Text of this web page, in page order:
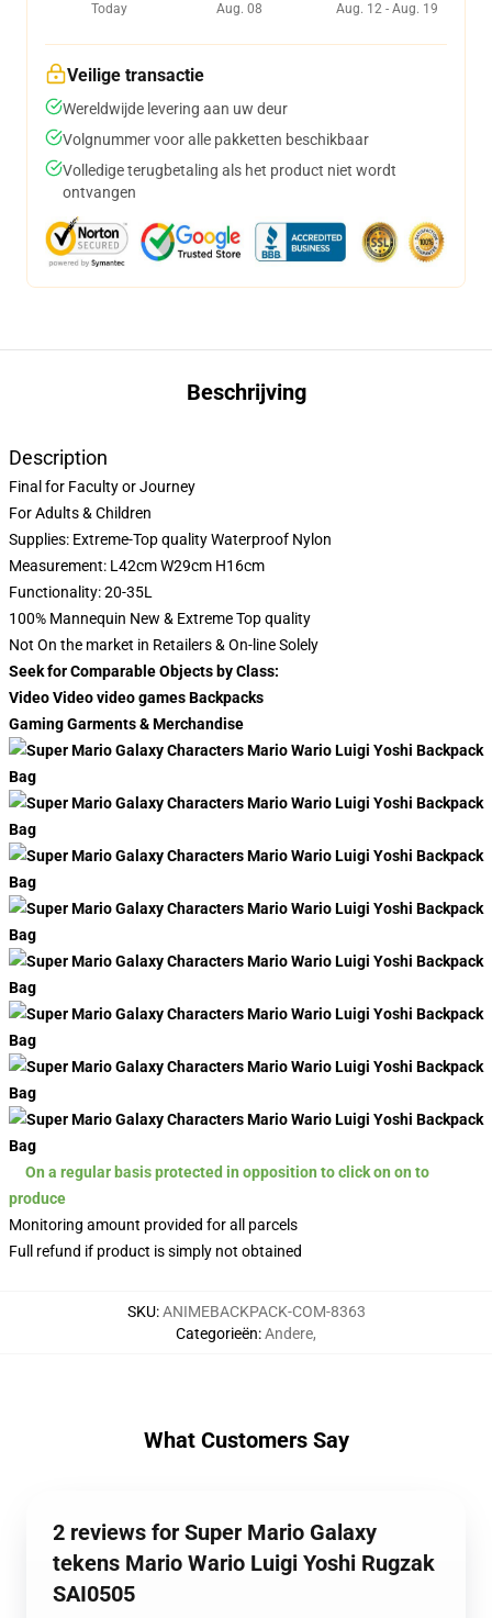
Today
Aug. 08
Aug. 12 - Aug. 19
Veilige transactie
Wereldwijde levering aan uw deur
Volgnummer voor alle pakketten beschikbaar
Volledige terugbetaling als het product niet wordt
ontvangen
Beschrijving
Description
Final for Faculty or Journey
For Adults & Children
Supplies: Extreme-Top quality Waterproof Nylon
Measurement: L42cm W29cm H16cm
Functionality: 20-35L
100% Mannequin New & Extreme Top quality
Not On the market in Retailers & On-line Solely
Seek for Comparable Objects by Class:
Video Video video games Backpacks
Gaming Garments & Merchandise
On a regular basis protected in opposition to click on on to
produce
Monitoring amount provided for all parcels
Full refund if product is simply not obtained
SKU:ANIMEBACKPACK-COM-8363
Categorieën:Andere,
What Customers Say
2 reviews for Super Mario Galaxy
tekens Mario Wario Luigi Yoshi Rugzak
SAI0505